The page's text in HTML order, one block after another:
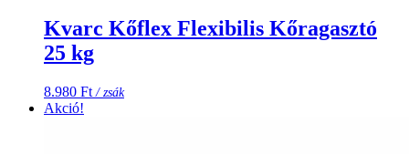
Kvarc Kőflex Flexibilis Kőragasztó
25 kg
8.980 Ft / zsák
Akció!